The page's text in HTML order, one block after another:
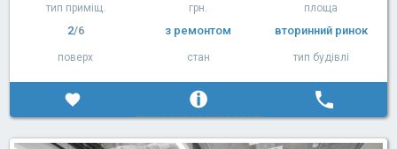
тип приміщ. грн. площа
2/6
поверх
з ремонтом
стан
вторинний ринок
тип будівлі